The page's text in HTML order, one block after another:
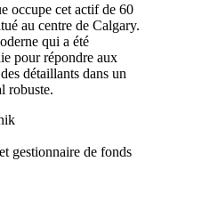
occupe cet actif de 60
au centre de Calgary.
qui a été
pour répondre aux
détaillants dans un
robuste.
gestionnaire de fonds